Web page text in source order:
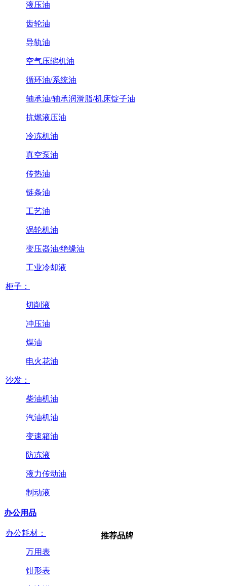
液压油
齿轮油
导轨油
空气压缩机油
循环油/系统油
轴承油/轴承润滑脂/机床锭子油
抗燃液压油
冷冻机油
真空泵油
传热油
链条油
工艺油
涡轮机油
变压器油/绝缘油
工业冷却液
柜子：
切削液
冲压油
煤油
电火花油
沙发：
柴油机油
汽油机油
变速箱油
防冻液
液力传动油
制动液
办公用品
办公耗材：
万用表
钳形表
推荐品牌